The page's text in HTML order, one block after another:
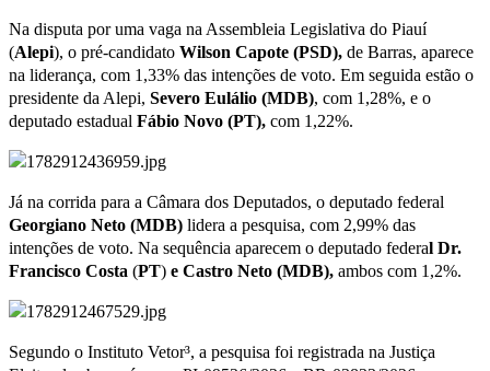
Na disputa por uma vaga na Assembleia Legislativa do Piauí
(Alepi), o pré-candidato Wilson Capote (PSD), de Barras, aparece
na liderança, com 1,33% das intenções de voto. Em seguida estão o
presidente da Alepi, Severo Eulálio (MDB), com 1,28%, e o
deputado estadual Fábio Novo (PT), com 1,22%.
Já na corrida para a Câmara dos Deputados, o deputado federal
Georgiano Neto (MDB) lidera a pesquisa, com 2,99% das
intenções de voto. Na sequência aparecem o deputado federal Dr.
Francisco Costa (PT) e Castro Neto (MDB), ambos com 1,2%.
Segundo o Instituto Vetor³, a pesquisa foi registrada na Justiça